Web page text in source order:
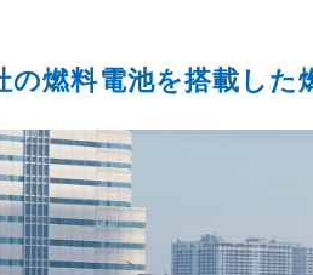
の燃料電池を搭載した